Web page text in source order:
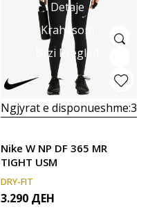
Detaje
Krahasoni
Brzi Pregled
Ngjyrat e disponueshme:3
Nike W NP DF 365 MR
TIGHT USM
DRY-FIT
3.290 ДЕН